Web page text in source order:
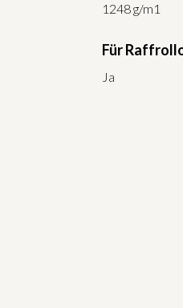
1248 g/m1
Für
Ja